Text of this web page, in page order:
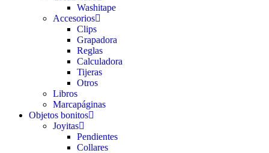
Washitape
Accesorios
Clips
Grapadora
Reglas
Calculadora
Tijeras
Otros
Libros
Marcapáginas
Objetos bonitos
Joyitas
Pendientes
Collares